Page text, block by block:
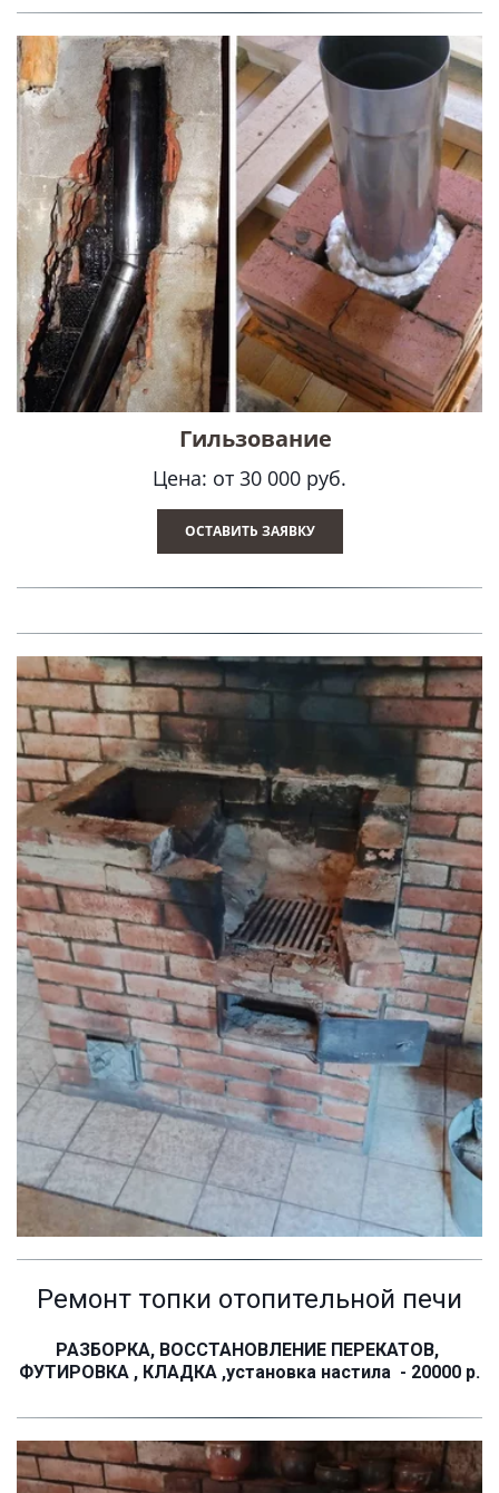
Гильзование
Цена: от 30 000 руб.
ОСТАВИТЬ ЗАЯВКУ
Ремонт топки отопительной печи
РАЗБОРКА, ВОССТАНОВЛЕНИЕ ПЕРЕКАТОВ,
ФУТИРОВКА , КЛАДКА ,установка настила  - 20000 р.